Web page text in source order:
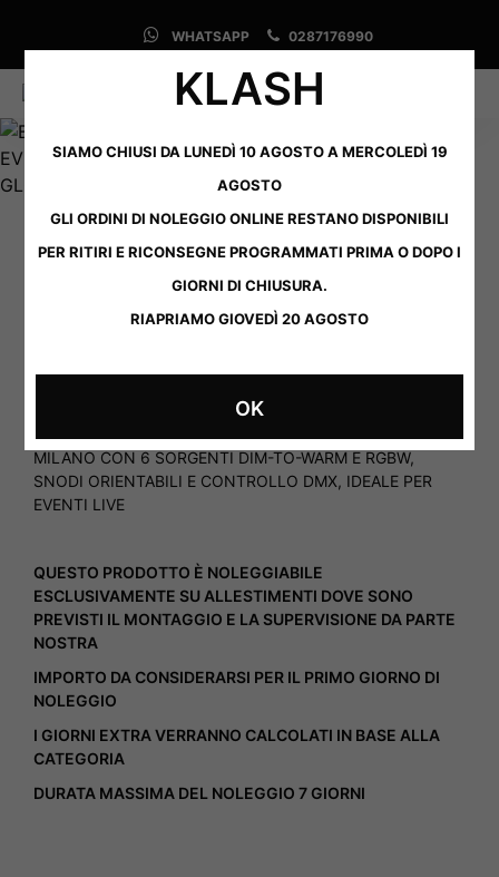
WHATSAPP 0287176990
0 0
PORTMAN – P2 EVO
€120,00
MILANO CON 6 SORGENTI DIM-TO-WARM E RGBW,
SNODI ORIENTABILI E CONTROLLO DMX, IDEALE PER
EVENTI LIVE
QUESTO PRODOTTO È NOLEGGIABILE
ESCLUSIVAMENTE SU ALLESTIMENTI DOVE SONO
PREVISTI IL MONTAGGIO E LA SUPERVISIONE DA PARTE
NOSTRA
IMPORTO DA CONSIDERARSI PER IL PRIMO GIORNO DI
NOLEGGIO
I GIORNI EXTRA VERRANNO CALCOLATI IN BASE ALLA
CATEGORIA
DURATA MASSIMA DEL NOLEGGIO 7 GIORNI
KLASH
SIAMO CHIUSI DA LUNEDÌ 10 AGOSTO A MERCOLEDÌ 19
AGOSTO
GLI ORDINI DI NOLEGGIO ONLINE RESTANO DISPONIBILI
PER RITIRI E RICONSEGNE PROGRAMMATI PRIMA O DOPO I
GIORNI DI CHIUSURA.
RIAPRIAMO GIOVEDÌ 20 AGOSTO
OK